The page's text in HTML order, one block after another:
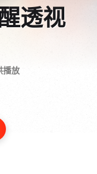
透视
播放